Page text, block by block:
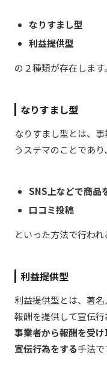
なりすまし型
利益提供型
の２種類が存在します。
なりすまし型
なりすまし型とは、
うステマのことであり、
SNS上などで商品
口コミ投稿
といった方法で行われ
利益提供型
利益提供型とは、著
報酬を提供して宣伝行
事業者から報酬を受
宣伝行為をする手法で